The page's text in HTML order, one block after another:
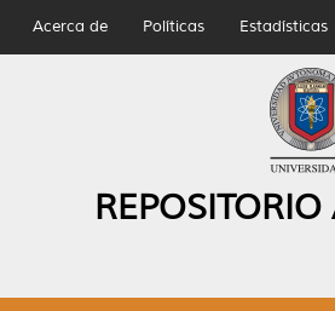
Acerca de Políticas Estadísticas